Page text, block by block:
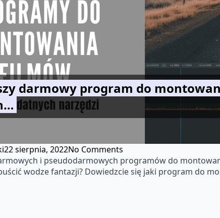
darmowy program do
22 sierpnia, 2022No Comments
i pseudodarmowych programów do
wodze fantazji? Dowiedzcie się jaki program do